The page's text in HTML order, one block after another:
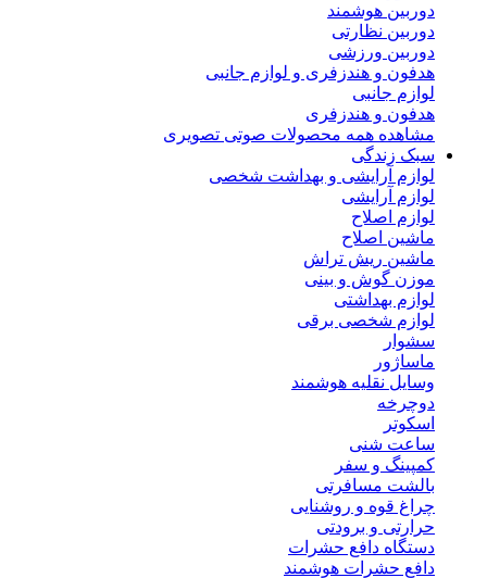
دوربین هوشمند
دوربین نظارتی
دوربین ورزشی
هدفون و هندزفری و لوازم جانبی
لوازم جانبی
هدفون و هندزفری
مشاهده همه محصولات صوتی تصویری
سبک زندگی
لوازم آرایشی و بهداشت شخصی
لوازم آرایشی
لوازم اصلاح
ماشین اصلاح
ماشین ریش تراش
موزن گوش و بینی
لوازم بهداشتی
لوازم شخصی برقی
سشوار
ماساژور
وسایل نقلیه هوشمند
دوچرخه
اسکوتر
ساعت شنی
کمپینگ و سفر
بالشت مسافرتی
چراغ قوه و روشنایی
حرارتی و برودتی
دستگاه دافع حشرات
دافع حشرات هوشمند